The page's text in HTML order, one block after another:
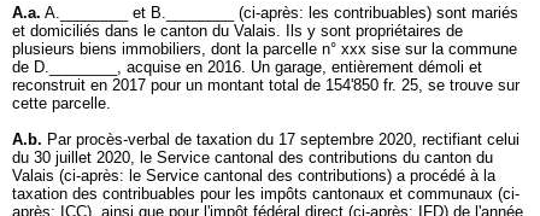
A.a. A.________ et B.________ (ci-après: les contribuables) sont mariés
et domiciliés dans le canton du Valais. Ils y sont propriétaires de
plusieurs biens immobiliers, dont la parcelle n° xxx sise sur la commune
de D.________, acquise en 2016. Un garage, entièrement démoli et
reconstruit en 2017 pour un montant total de 154'850 fr. 25, se trouve sur
cette parcelle.
A.b. Par procès-verbal de taxation du 17 septembre 2020, rectifiant celui
du 30 juillet 2020, le Service cantonal des contributions du canton du
Valais (ci-après: le Service cantonal des contributions) a procédé à la
taxation des contribuables pour les impôts cantonaux et communaux (ci-
après: ICC), ainsi que pour l'impôt fédéral direct (ci-après: IFD) de l'année